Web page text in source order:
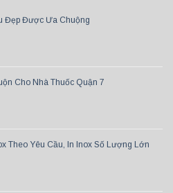
Đẹp Được Ưa Chuộng
Cho Nhà Thuốc Quận 7
Theo Yêu Cầu, In Inox Số Lượng Lớn